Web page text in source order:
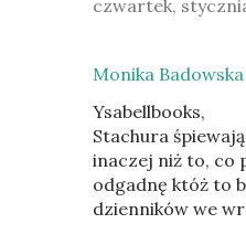
czwartek,
Monika Badowska
Ysabellbooks,
Stachura
inaczej niż to, co
odgadnę któż to
dzienników we